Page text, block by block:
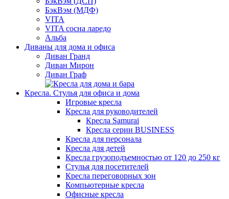
БэкВэм (МДФ)
VITA
VITA сосна ларедо
Альба
Диваны для дома и офиса
Диван Гранд
Диван Мирон
Диван Граф
Кресла. Стулья для офиса и дома
Игровые кресла
Кресла для руководителей
Кресла Samurai
Кресла серии BUSINESS
Кресла для персонала
Кресла для детей
Кресла грузоподъемностью от 120 до 250 кг
Стулья для посетителей
Кресла переговорных зон
Компьютерные кресла
Офисные кресла